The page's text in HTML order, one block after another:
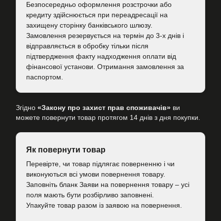
Безпосередньо оформлення розстрочки або
кредиту здійснюється при переадресації на
захищену сторінку банківського шлюзу.
Замовлення резервується на термін до 3-х днів і
відправляється в обробку тільки після
підтвердження факту надходження оплати від
фінансової установи. Отримання замовлення за
паспортом.
Згідно «Закону про захист прав споживачів» ви
можете повернути товар протягом 14 днів з дня покупки.
Як повернути товар
Перевірте, чи товар підлягає поверненню і чи
виконуються всі умови повернення товару.
Заповніть бланк Заяви на повернення товару – усі
поля мають бути розбірливо заповнені.
Упакуйте товар разом із заявою на повернення.